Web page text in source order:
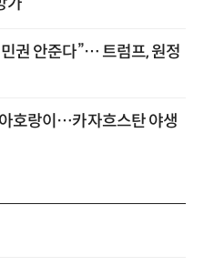
권 안준다”… 트럼프, 원정
호랑이…카자흐스탄 야생